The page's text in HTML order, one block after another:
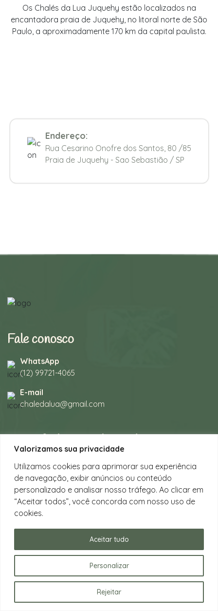
Valorizamos sua privacidade
Utilizamos cookies para aprimorar sua experiência
de navegação, exibir anúncios ou conteúdo
personalizado e analisar nosso tráfego. Ao clicar em
“Aceitar todos”, você concorda com nosso uso de
cookies.
Personalizar
Rejeitar
Aceitar tudo
Os Chalés da Lua Juquehy estão localizados na
encantadora praia de Juquehy, no litoral norte de São
Paulo, a aproximadamente 170 km da capital paulista.
Endereço:
Rua Cesarino Onofre dos Santos, 80 /85
Praia de Juquehy - Sao Sebastião / SP
Fale conosco
WhatsApp
(12) 99721-4065
E-mail
chaledalua@gmail.com
na bela praia de Juquehy.
Instagram
@chalesdaluajuquehy
Facebook
Chalés da Lua Juquehy